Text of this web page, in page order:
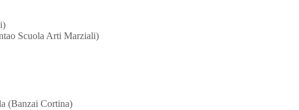
Scuola Arti Marziali)
(Banzai Cortina)